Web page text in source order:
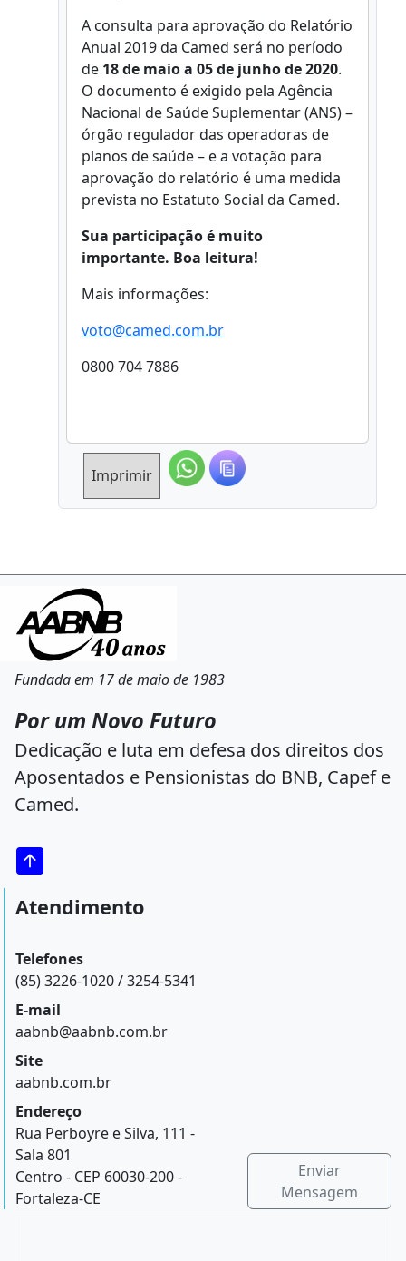
A consulta para aprovação do Relatório
Anual 2019 da Camed será no período
de 18 de maio a 05 de junho de 2020.
O documento é exigido pela Agência
Nacional de Saúde Suplementar (ANS) –
órgão regulador das operadoras de
planos de saúde – e a votação para
aprovação do relatório é uma medida
prevista no Estatuto Social da Camed.
Sua participação é muito
importante. Boa leitura!
Mais informações:
voto@camed.com.br
0800 704 7886
Imprimir
Fundada em 17 de maio de 1983
Por um Novo Futuro
Dedicação e luta em defesa dos direitos dos
Aposentados e Pensionistas do BNB, Capef e
Camed.
Atendimento
Telefones
(85) 3226-1020 / 3254-5341
E-mail
aabnb@aabnb.com.br
Site
aabnb.com.br
Endereço
Rua Perboyre e Silva, 111 -
Sala 801
Centro - CEP 60030-200 -
Fortaleza-CE
Enviar
Mensagem